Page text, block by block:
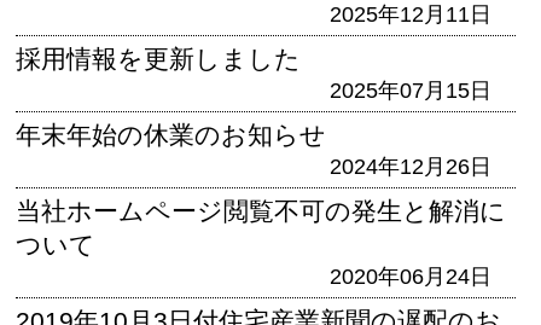
2025年12月11日
採用情報を更新しました
2025年07月15日
年末年始の休業のお知らせ
2024年12月26日
当社ホームページ閲覧不可の発生と解消に
ついて
2020年06月24日